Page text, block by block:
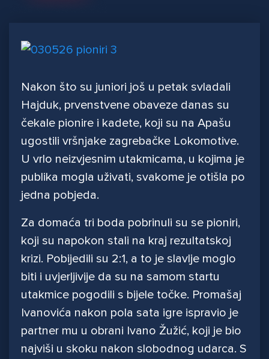
Nakon što su juniori još u petak svladali
Hajduk, prvenstvene obaveze danas su
čekale pionire i kadete, koji su na Apašu
ugostili vršnjake zagrebačke Lokomotive.
U vrlo neizvjesnim utakmicama, u kojima je
publika mogla uživati, svakome je otišla po
jedna pobjeda.
Za domaća tri boda pobrinuli su se pioniri,
koji su napokon stali na kraj rezultatskoj
krizi. Pobijedili su 2:1, a to je slavlje moglo
biti i uvjerljivije da su na samom startu
utakmice pogodili s bijele točke. Promašaj
Ivanovića nakon pola sata igre ispravio je
partner mu u obrani Ivano Žužić, koji je bio
najviši u skoku nakon slobodnog udarca. S